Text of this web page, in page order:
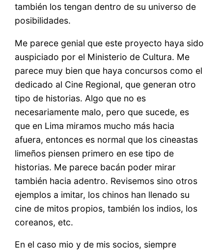
también los tengan dentro de su universo de
posibilidades.
Me parece genial que este proyecto haya sido
auspiciado por el Ministerio de Cultura. Me
parece muy bien que haya concursos como el
dedicado al Cine Regional, que generan otro
tipo de historias. Algo que no es
necesariamente malo, pero que sucede, es
que en Lima miramos mucho más hacia
afuera, entonces es normal que los cineastas
limeños piensen primero en ese tipo de
historias. Me parece bacán poder mirar
también hacia adentro. Revisemos sino otros
ejemplos a imitar, los chinos han llenado su
cine de mitos propios, también los indios, los
coreanos, etc.
En el caso mio y de mis socios, siempre